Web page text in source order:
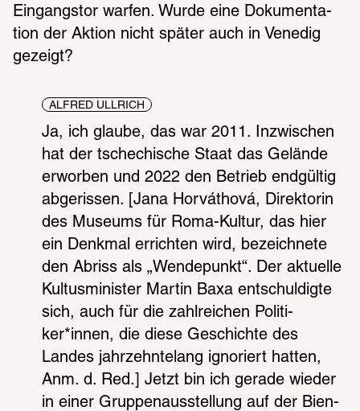
Eingangs­tor warfen. Wurde eine Doku­men­ta­
tion der Aktion nicht später auch in Vene­dig
gezeigt?
ALFRED ULLRICH
Ja, ich glaube, das war 2011. Inzwi­schen
hat der tsche­chi­sche Staat das Gelände
erwor­ben und 2022 den Betrieb endgül­tig
abge­ris­sen. [Jana Horváthová, Direk­to­rin
des Muse­ums für Roma-Kultur, das hier
ein Denk­mal errich­ten wird, bezeich­nete
den Abriss als „Wende­punkt“. Der aktu­elle
Kultus­mi­nis­ter Martin Baxa entschul­digte
sich, auch für die zahl­rei­chen Poli­ti­
ker*innen, die diese Geschichte des
Landes jahr­zehn­te­lang igno­riert hatten,
Anm. d. Red.] Jetzt bin ich gerade wieder
in einer Grup­pen­aus­stel­lung auf der Bien­